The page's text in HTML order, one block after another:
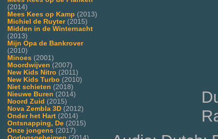
(2014)
Mees Kees op Kamp (2013)
Michiel de Ruyter(2015)
Midden in de Winternacht
(2013)
Mijn Opa de Bankrover
(2010)
Minoes (2001)
Moordwijven (2007)
New Kids Nitro (2011)
New Kids Turbo (2010)
Niet schieten (2018)
Nieuwe Buren (2014)
Noord Zuid (2015)
Nova Zembla 3D (2012)
Onder het Hart (2014)
Ontsnapping, De (2015)
Onze jongens (2017)